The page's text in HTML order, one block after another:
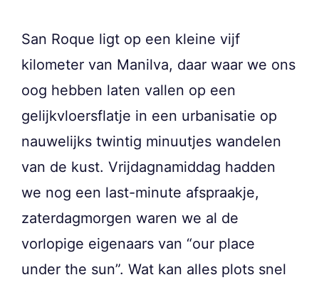
San Roque ligt op een kleine vijf
kilometer van Manilva, daar waar we ons
oog hebben laten vallen op een
gelijkvloersflatje in een urbanisatie op
nauwelijks twintig minuutjes wandelen
van de kust. Vrijdagnamiddag hadden
we nog een last-minute afspraakje,
zaterdagmorgen waren we al de
vorlopige eigenaars van “our place
under the sun”. Wat kan alles plots snel